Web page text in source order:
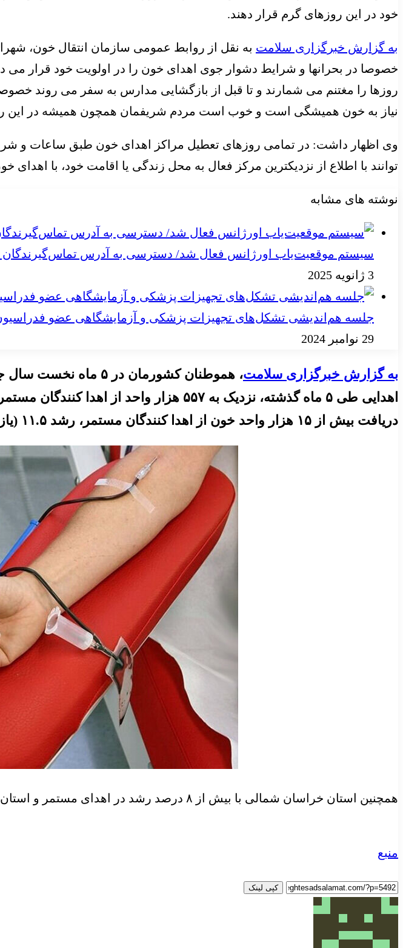
خود در این روزهای گرم قرار دهند.
به گزارش خبرگزاری سلامت به نقل از روابط عمومی سازمان انتقال خون،
خصوصا در بحرانها و شرایط دشوار جوی اهدای خون را در اولویت خود قرار می
روزها را مغتنم می شمارند و تا قبل از بازگشایی مدارس به سفر می روند
نیاز به خون همیشگی است و خوب است مردم شریفمان همچون همیشه در این
وی اظهار داشت: در تمامی روزهای تعطیل مراکز اهدای خون طبق ساعات و
توانند با اطلاع از نزدیکترین مرکز فعال به محل زندگی یا اقامت خود، با اهدای
نوشته های مشابه
سیستم موقعیت‌یاب اورژانس فعال شد/ دسترسی به آدرس تماس‌گیرندگان ۱۱۵
3 ژانویه 2025
جلسه هم‌اندیشی تشکل‌های تجهیزات پزشکی و آزمایشگاهی عضو
29 نوامبر 2024
به گزارش خبرگزاری سلامت
اهدایی طی ۵ ماه گذشته، نزدیک به ۵۵۷
دریافت بیش از ۱۵ هزار واحد خون از اهدا کنندگان مستمر، رشد ۱۱.۵ (یازده و نیم) درصدی را در این شاخص ثبت کرد.
همچنین استان خراسان شمالی با بیش از ۸ درصد رشد در اهدای مستمر و استان کهگیلویه و بویر احمد با بیش از ۷ درصد توانستند این شاخص را افزایش دهند.
منبع
کپی لینک